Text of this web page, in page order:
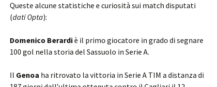
Queste alcune statistiche e curiosità sui match disputati
(dati Opta):
Domenico Berardiè il primo giocatore in grado di segnare
100 gol nella storia del Sassuolo in Serie A.
Il Genoa ha ritrovato la vittoria in Serie A TIM a distanza di